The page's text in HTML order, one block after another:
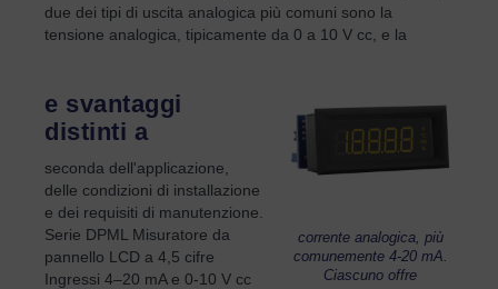
due dei tipi di uscita analogica più comuni sono la
tensione analogica, tipicamente da 0 a 10 V cc, e la
corrente analogica, più
comunemente 4-20 mA.
Ciascuno offre
e svantaggi
distinti a
seconda dell'applicazione,
delle condizioni di installazione
e dei requisiti di manutenzione.
Serie DPML Misuratore da
pannello LCD a 4,5 cifre
Ingressi 4–20 mA e 0-10 V cc